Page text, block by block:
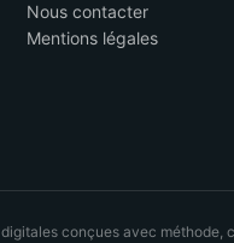
Nous contacter
Mentions légales
conçues avec méthode,